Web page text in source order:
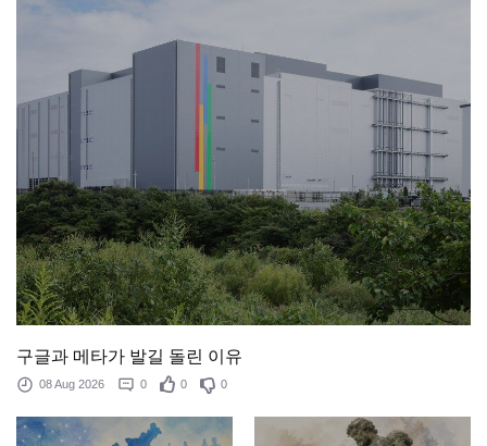
구글과 메타가 발길 돌린 이유
08 Aug 2026 0 0 0